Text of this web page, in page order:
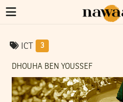
ICT 3
DHOUHA BEN YOUSSEF